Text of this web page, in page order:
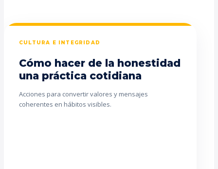
CULTURA E INTEGRIDAD
Cómo hacer de la honestidad
una práctica cotidiana
Acciones para convertir valores y mensajes
coherentes en hábitos visibles.